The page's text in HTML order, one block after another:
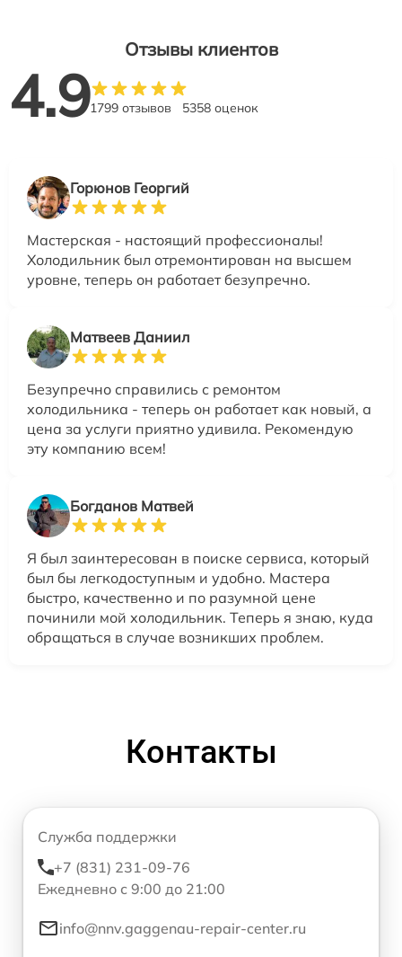
Отзывы клиентов
4.91799 отзывов 5358 оценок
Горюнов Георгий
Мастерская - настоящий профессионалы!
Холодильник был отремонтирован на высшем
уровне, теперь он работает безупречно.
Матвеев Даниил
Безупречно справились с ремонтом
холодильника - теперь он работает как новый, а
цена за услуги приятно удивила. Рекомендую
эту компанию всем!
Богданов Матвей
Я был заинтересован в поиске сервиса, который
был бы легкодоступным и удобно. Мастера
быстро, качественно и по разумной цене
починили мой холодильник. Теперь я знаю, куда
обращаться в случае возникших проблем.
Контакты
Служба поддержки
+7 (831) 231-09-76
Ежедневно с 9:00 до 21:00
info@nnv.gaggenau-repair-center.ru